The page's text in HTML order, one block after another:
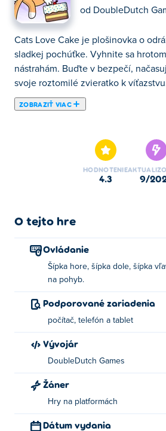
od DoubleDutch
Cats Love Cake je plošinovka o
sladkej pochúťke. Vyhnite sa
nástrahám. Buďte v bezpečí,
svoje roztomilé zvieratko k
ZOBRAZIŤ VIAC
HODNOTENIE
4.3 9/
O tejto hre
Ovládanie
Šípka hore, šípka dole, šípka
na pohyb.
Podporované zariadenia
počítač, telefón a tablet
Vývojár
DoubleDutch Games
Žáner
Hry na platformách
Dátum vydania